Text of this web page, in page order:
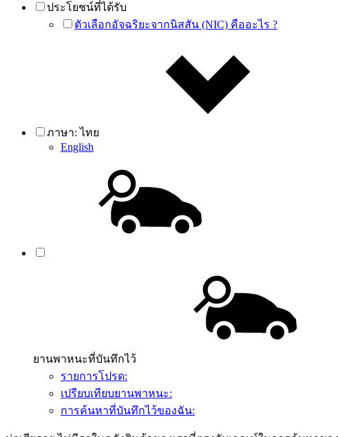
ประโยชน์ที่ได้รับ
ตัวเลือกอัจฉริยะจากนิสสัน (NIC) คืออะไร ?
ภาษา:ไทย
English
ยานพาหนะที่บันทึกไว้
รายการโปรด:
เปรียบเทียบยานพาหนะ:
การค้นหาที่บันทึกไว้ของฉัน: